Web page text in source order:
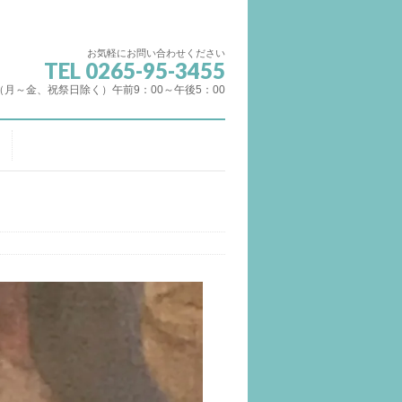
お気軽にお問い合わせください
TEL 0265-95-3455
月～金、祝祭日除く）午前9：00～午後5：00